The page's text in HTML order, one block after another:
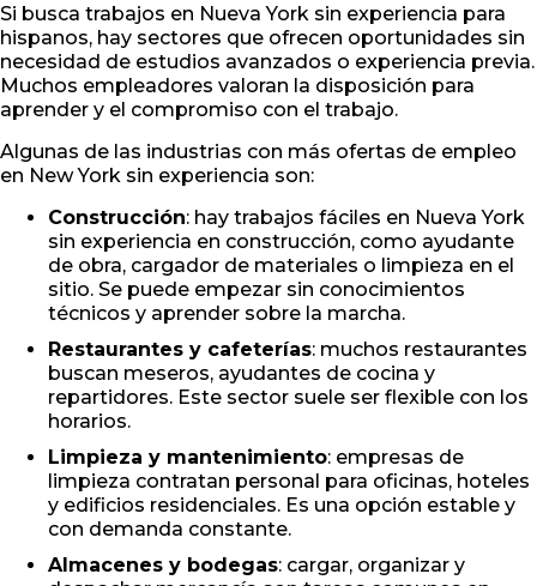
Si busca trabajos en Nueva York sin experiencia para
hispanos, hay sectores que ofrecen oportunidades sin
necesidad de estudios avanzados o experiencia previa.
Muchos empleadores valoran la disposición para
aprender y el compromiso con el trabajo.
Algunas de las industrias con más ofertas de empleo
en New York sin experiencia son:
Construcción: hay trabajos fáciles en Nueva York
sin experiencia en construcción, como ayudante
de obra, cargador de materiales o limpieza en el
sitio. Se puede empezar sin conocimientos
técnicos y aprender sobre la marcha.
Restaurantes y cafeterías: muchos restaurantes
buscan meseros, ayudantes de cocina y
repartidores. Este sector suele ser flexible con los
horarios.
Limpieza y mantenimiento: empresas de
limpieza contratan personal para oficinas, hoteles
y edificios residenciales. Es una opción estable y
con demanda constante.
Almacenes y bodegas: cargar, organizar y